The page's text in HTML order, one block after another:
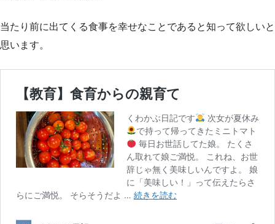
当たり前に出てくる食事を幸せなことであると知って欲しいと
思います。